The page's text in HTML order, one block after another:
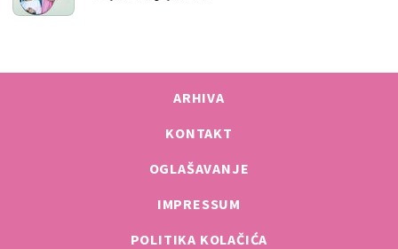
ARHIVA
KONTAKT
OGLAŠAVANJE
IMPRESSUM
POLITIKA KOLAČIĆA